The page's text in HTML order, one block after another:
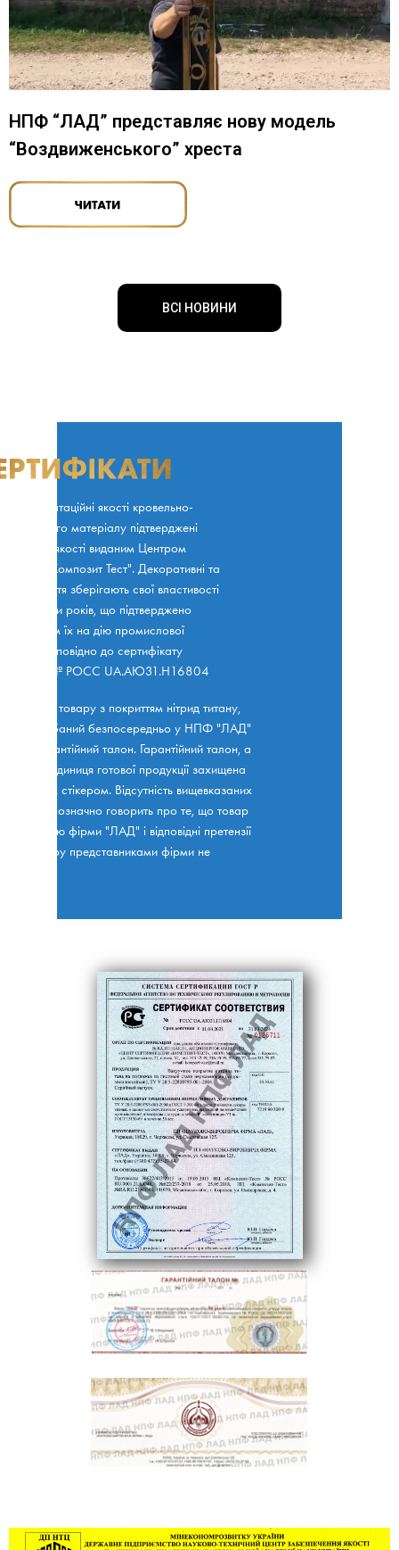
НПФ “ЛАД” представляє нову модель
“Воздвиженського” хреста
ВСІ НОВИНИ
експлуатаційні якості кровельно-
матеріалу підтверджені
якості виданим Центром
"Композит Тест". Декоративні та
покриття зберігають свої властивості
50-ти років, що підтверджено
їх на дію промислової
відповідно до сертифікату
№ РОСС UA.АЮ31.Н16804
якого товару з покриттям нітрид титану,
був придбаний безпосередньо у НПФ "ЛАД"
гарантійний талон. Гарантійний талон, а
кожна одиниця готової продукції захищена
стікером. Відсутність вищевказаних
однозначно говорить про те, що товар
фірми "ЛАД" і відповідні претензії
товару представниками фірми не